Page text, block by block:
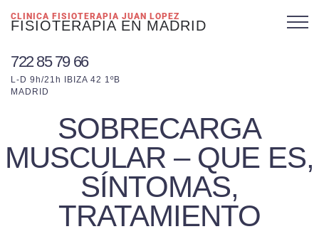
CLINICA FISIOTERAPIA JUAN LOPEZ
FISIOTERAPIA EN MADRID
722 85 79 66
L-D 9h/21h IBIZA 42 1ºB
MADRID
SOBRECARGA
MUSCULAR – QUE ES,
SÍNTOMAS,
TRATAMIENTO